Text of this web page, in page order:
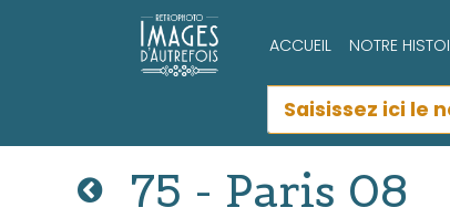
ACCUEIL NOTRE
75 - Paris 08